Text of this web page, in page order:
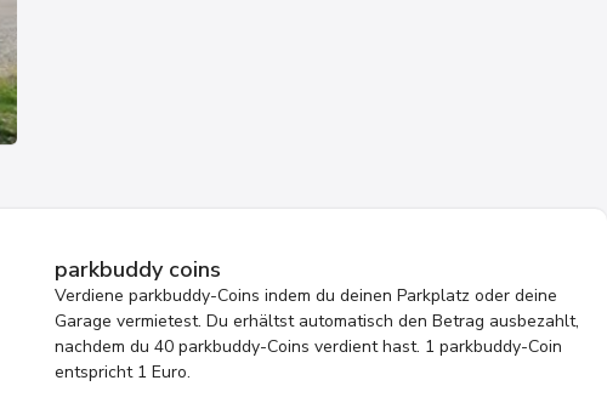
parkbuddy coins
Verdiene parkbuddy-Coins indem du deinen Parkplatz oder deine
Garage vermietest. Du erhältst automatisch den Betrag ausbezahlt,
nachdem du 40 parkbuddy-Coins verdient hast. 1 parkbuddy-Coin
entspricht 1 Euro.